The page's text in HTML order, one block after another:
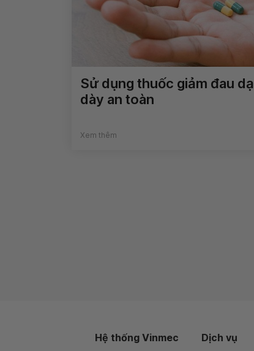
Sử dụng thuốc giảm đau dạ
dày an toàn
Xem thêm
Hệ thống Vinmec Dịch vụ